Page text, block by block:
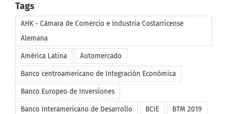
Tags
AHK - Cámara de Comercio e Industria Costarricense
Alemana
América Latina Automercado
Banco centroamericano de Integración Económica
Banco Europeo de Inversiones